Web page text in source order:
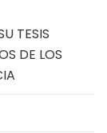
TESIS
DE LOS